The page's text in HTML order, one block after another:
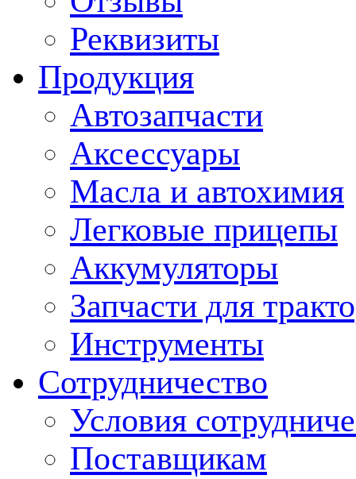
Реквизиты
Продукция
Автозапчасти
Аксессуары
Масла и автохимия
Легковые прицепы
Аккумуляторы
Запчасти для
Инструменты
Сотрудничество
Условия
Поставщикам